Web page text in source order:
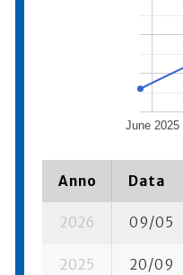
June 2025
Anno Data
2026 09/05
2025 20/09